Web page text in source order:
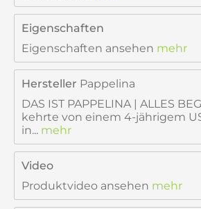
Eigenschaften
Eigenschaften ansehen mehr
Hersteller Pappelina
DAS IST PAPPELINA | ALLES
kehrte von einem 4-jährigem
in... mehr
Video
Produktvideo ansehen mehr